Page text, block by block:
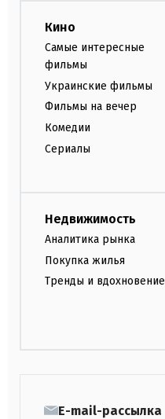
Кино
Самые интересные
фильмы
Украинские фильмы
Фильмы на вечер
Комедии
Сериалы
Недвижимость
Аналитика рынка
Покупка жилья
Тренды и вдохновение
E-mail-рассылка